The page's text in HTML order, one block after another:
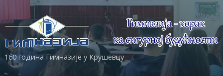
160 година Гимназије у Крушевцу